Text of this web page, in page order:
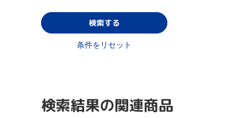
検索する
条件をリセット
検索結果の関連商品